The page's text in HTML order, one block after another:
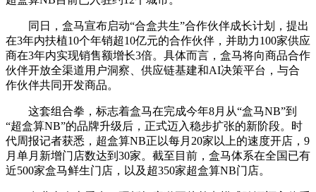
同日，盒马宣布启动“合盒共生”合作伙伴成长计划，提出
在3年内扶植10个年销超10亿元的合作伙伴，并助力100家供应
商在3年内实现销售额增长3倍。具体而言，盒马将向商品合作
伙伴开放全渠道用户洞察、供应链基建和AI决策平台，与合
作伙伴共同开发商品。
这套组合拳，标志着盒马在完成今年8月从“盒马NB”到
“超盒算NB”的品牌升级后，正式迈入稳步扩张的新阶段。时
代周报记者获悉，超盒算NB正以每月20家以上的速度开店，9
月单月新增门店数达到30家。截至目前，盒马体系在全国已有
近500家盒马鲜生门店，以及超350家超盒算NB门店。